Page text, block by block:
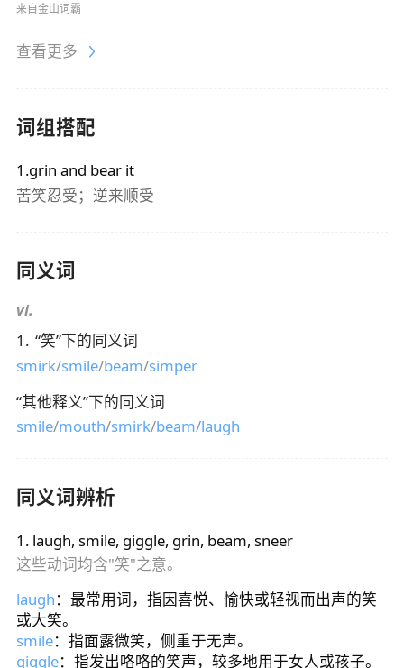
来自金山词霸
查看更多
词组搭配
1.grin and bear it
苦笑忍受；逆来顺受
同义词
vi.
1 . “笑”下的同义词
smirk/smile/beam/simper
“其他释义”下的同义词
smile/mouth/smirk/beam/laugh
同义词辨析
1 . laugh, smile, giggle, grin, beam, sneer
这些动词均含"笑"之意。
laugh：最常用词，指因喜悦、愉快或轻视而出声的笑
或大笑。
smile：指面露微笑，侧重于无声。
giggle：指发出咯咯的笑声，较多地用于女人或孩子。